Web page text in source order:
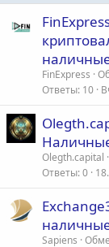
наличные
FinExpress
Ответы 10
Наличные
Olegth.capital
Ответы 0
наличные
Sapiens